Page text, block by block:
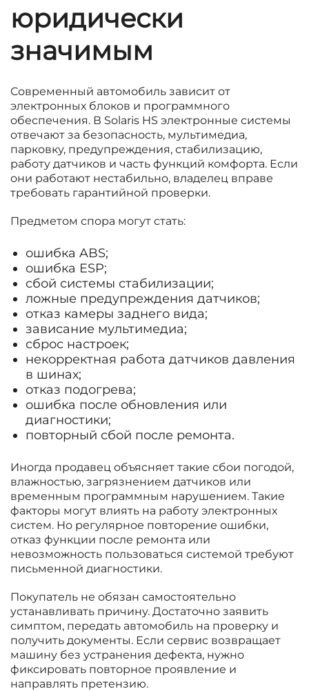
юридически
значимым
Современный автомобиль зависит от
электронных блоков и программного
обеспечения. В Solaris HS электронные системы
отвечают за безопасность, мультимедиа,
парковку, предупреждения, стабилизацию,
работу датчиков и часть функций комфорта. Если
они работают нестабильно, владелец вправе
требовать гарантийной проверки.
Предметом спора могут стать:
ошибка ABS;
ошибка ESP;
сбой системы стабилизации;
ложные предупреждения датчиков;
отказ камеры заднего вида;
зависание мультимедиа;
сброс настроек;
некорректная работа датчиков давления
в шинах;
отказ подогрева;
ошибка после обновления или
диагностики;
повторный сбой после ремонта.
Иногда продавец объясняет такие сбои погодой,
влажностью, загрязнением датчиков или
временным программным нарушением. Такие
факторы могут влиять на работу электронных
систем. Но регулярное повторение ошибки,
отказ функции после ремонта или
невозможность пользоваться системой требуют
письменной диагностики.
Покупатель не обязан самостоятельно
устанавливать причину. Достаточно заявить
симптом, передать автомобиль на проверку и
получить документы. Если сервис возвращает
машину без устранения дефекта, нужно
фиксировать повторное проявление и
направлять претензию.